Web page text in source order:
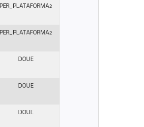
PER_PLATAFORMA2
PER_PLATAFORMA2
DOUE
DOUE
DOUE